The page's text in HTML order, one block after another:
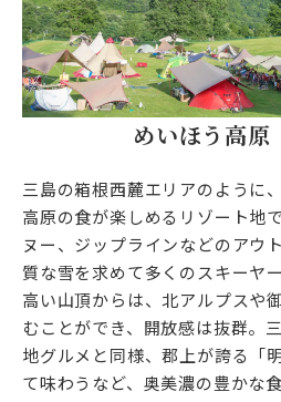
めいほう高原
三島の箱根西麓エリアのように
高原の食が楽しめるリゾート地
ヌー、ジップラインなどのアウ
質な雪を求めて多くのスキーヤ
高い山頂からは、北アルプスや
むことができ、開放感は抜群。
地グルメと同様、郡上が誇る「
て味わうなど、奥美濃の豊かな